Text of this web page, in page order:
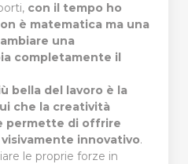
con il tempo ho
è matematica ma una
una
completamente il
bella del lavoro è la
che la creatività
permette di offrire
innovativo.
le proprie forze in